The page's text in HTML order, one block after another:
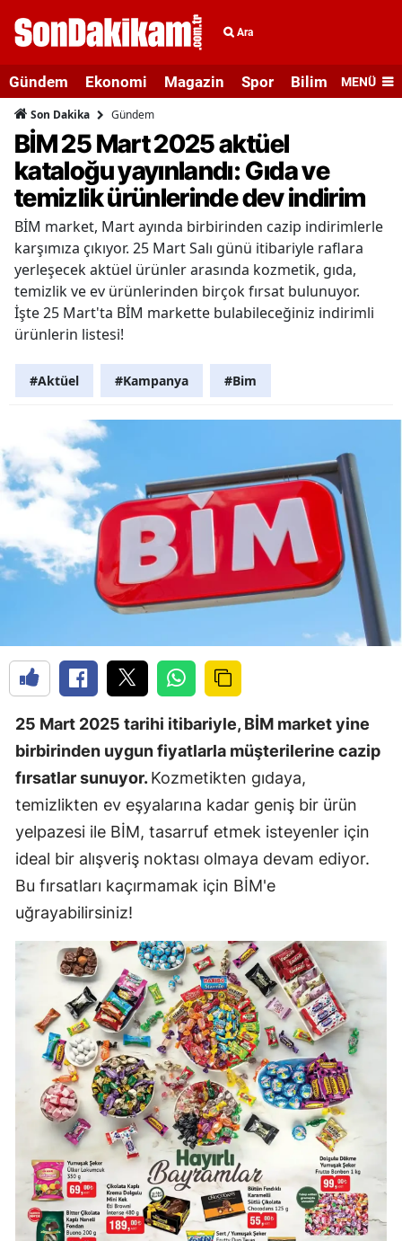
Ara
Gündem Ekonomi Magazin Spor Bilim veMENÜ
Son Dakika Gündem
BİM 25 Mart 2025 aktüel
kataloğu yayınlandı: Gıda ve
temizlik ürünlerinde dev indirim
BİM market, Mart ayında birbirinden cazip indirimlerle
karşımıza çıkıyor. 25 Mart Salı günü itibariyle raflara
yerleşecek aktüel ürünler arasında kozmetik, gıda,
temizlik ve ev ürünlerinden birçok fırsat bulunuyor.
İşte 25 Mart'ta BİM markette bulabileceğiniz indirimli
ürünlerin listesi!
#Aktüel #Kampanya #Bim
25 Mart 2025 tarihi itibariyle, BİM market yine
birbirinden uygun fiyatlarla müşterilerine cazip
fırsatlar sunuyor.Kozmetikten gıdaya,
temizlikten ev eşyalarına kadar geniş bir ürün
yelpazesi ile BİM, tasarruf etmek isteyenler için
ideal bir alışveriş noktası olmaya devam ediyor.
Bu fırsatları kaçırmamak için BİM'e
uğrayabilirsiniz!